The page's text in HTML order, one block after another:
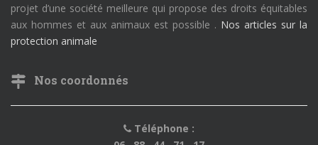
projet d’une société meilleure qui propose des droits équitables
aux hommes et aux animaux est possible . Nos articles sur la
protection animale
Nos coordonnés
Téléphone :